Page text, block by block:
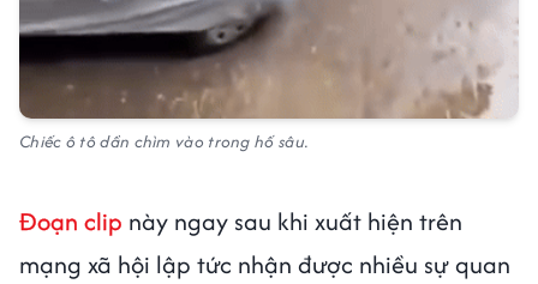
Chiếc ô tô dần chìm vào trong hố sâu.
Đoạn clip này ngay sau khi xuất hiện trên
mạng xã hội lập tức nhận được nhiều sự quan